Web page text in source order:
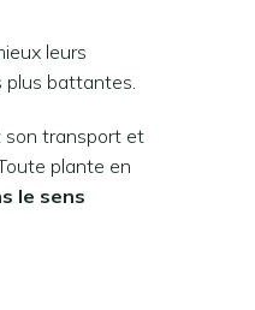
leurs
plus battantes.
son transport et
plante en
le sens